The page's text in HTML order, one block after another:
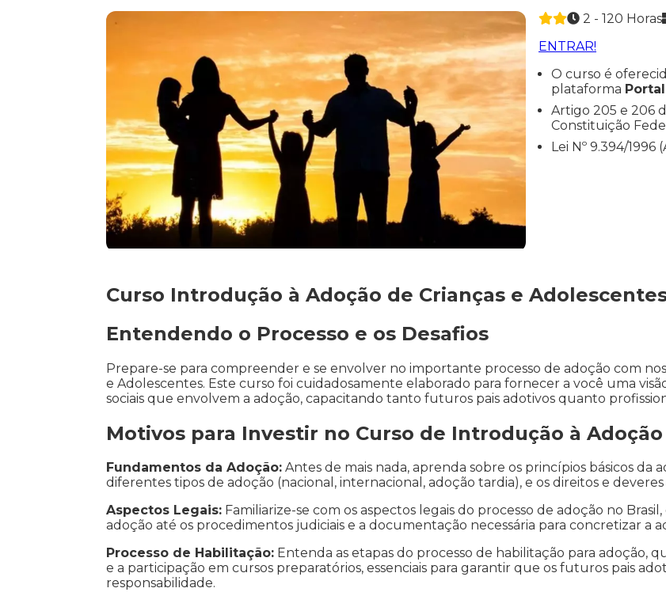
2 - 120 Horas
ENTRAR!
O curso é
plataforma
Artigo 205 e 206
Constituição
Lei Nº 9.394/1996
Curso Introdução à Adoção de Crianças e
Entendendo o Processo e os Desafios
Prepare-se para compreender e se envolver no importante processo de adoção com
e Adolescentes. Este curso foi cuidadosamente elaborado para fornecer a você uma
sociais que envolvem a adoção, capacitando tanto futuros pais adotivos quanto
Motivos para Investir no Curso de Introdução à
Fundamentos da Adoção: Antes de mais nada, aprenda sobre os princípios básicos da
diferentes tipos de adoção (nacional, internacional, adoção tardia), e os direitos e deveres
Aspectos Legais: Familiarize-se com os aspectos legais do processo de adoção no
adoção até os procedimentos judiciais e a documentação necessária para concretizar a
Processo de Habilitação: Entenda as etapas do processo de habilitação para adoção,
e a participação em cursos preparatórios, essenciais para garantir que os futuros pais
responsabilidade.